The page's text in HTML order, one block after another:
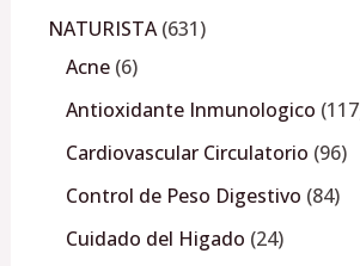
NATURISTA 631
Acne 6
Antioxidante Inmunologico 117
Cardiovascular Circulatorio 96
Control de Peso Digestivo 84
Cuidado del Higado 24